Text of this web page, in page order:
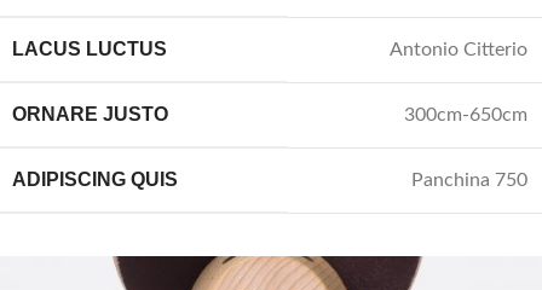
LACUS LUCTUS Antonio Citterio
ORNARE JUSTO 300cm-650cm
ADIPISCING QUIS Panchina 750